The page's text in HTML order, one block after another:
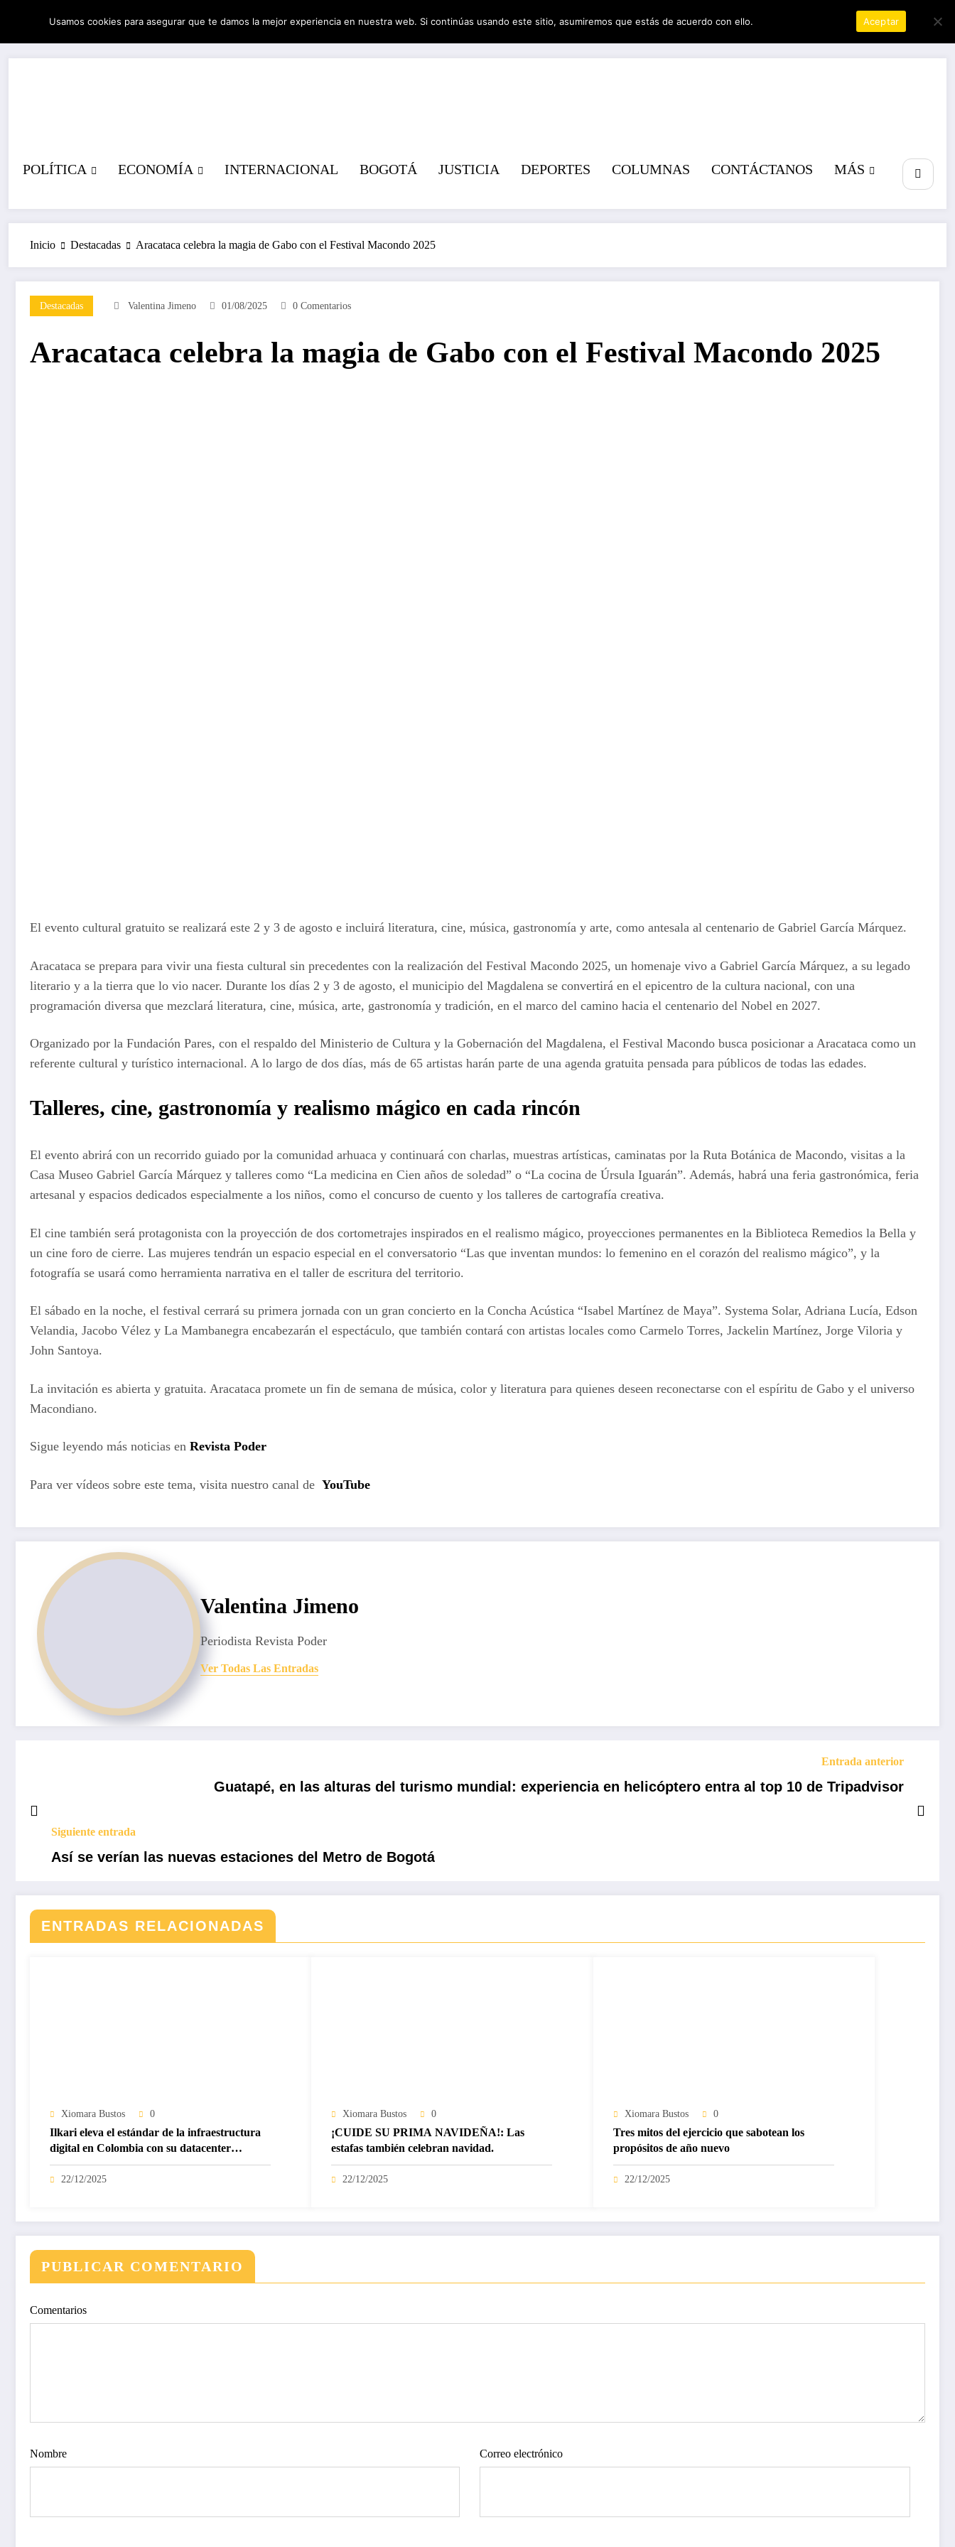
contenido
06/08/2026 4:19:59 PM
POLÍTICA ECONOMÍA INTERNACIONAL BOGOTÁ JUSTICIA DEPORTES COLUMNAS CONTÁCTANOS MÁS
Inicio Destacadas Aracataca celebra la magia de Gabo con el Festival Macondo 2025
Destacadas Valentina Jimeno 01/08/2025 0 Comentarios
Aracataca celebra la magia de Gabo con el Festival Macondo 2025
El evento cultural gratuito se realizará este 2 y 3 de agosto e incluirá literatura, cine, música, gastronomía y arte, como antesala al centenario de Gabriel García Márquez.
Aracataca se prepara para vivir una fiesta cultural sin precedentes con la realización del Festival Macondo 2025, un homenaje vivo a Gabriel García Márquez, a su legado
literario y a la tierra que lo vio nacer. Durante los días 2 y 3 de agosto, el municipio del Magdalena se convertirá en el epicentro de la cultura nacional, con una
programación diversa que mezclará literatura, cine, música, arte, gastronomía y tradición, en el marco del camino hacia el centenario del Nobel en 2027.
Organizado por la Fundación Pares, con el respaldo del Ministerio de Cultura y la Gobernación del Magdalena, el Festival Macondo busca posicionar a Aracataca como un
referente cultural y turístico internacional. A lo largo de dos días, más de 65 artistas harán parte de una agenda gratuita pensada para públicos de todas las edades.
Talleres, cine, gastronomía y realismo mágico en cada rincón
El evento abrirá con un recorrido guiado por la comunidad arhuaca y continuará con charlas, muestras artísticas, caminatas por la Ruta Botánica de Macondo, visitas a la
Casa Museo Gabriel García Márquez y talleres como “La medicina en Cien años de soledad” o “La cocina de Úrsula Iguarán”. Además, habrá una feria gastronómica, feria
artesanal y espacios dedicados especialmente a los niños, como el concurso de cuento y los talleres de cartografía creativa.
El cine también será protagonista con la proyección de dos cortometrajes inspirados en el realismo mágico, proyecciones permanentes en la Biblioteca Remedios la Bella y
un cine foro de cierre. Las mujeres tendrán un espacio especial en el conversatorio “Las que inventan mundos: lo femenino en el corazón del realismo mágico”, y la
fotografía se usará como herramienta narrativa en el taller de escritura del territorio.
El sábado en la noche, el festival cerrará su primera jornada con un gran concierto en la Concha Acústica “Isabel Martínez de Maya”. Systema Solar, Adriana Lucía, Edson
Velandia, Jacobo Vélez y La Mambanegra encabezarán el espectáculo, que también contará con artistas locales como Carmelo Torres, Jackelin Martínez, Jorge Viloria y
John Santoya.
La invitación es abierta y gratuita. Aracataca promete un fin de semana de música, color y literatura para quienes deseen reconectarse con el espíritu de Gabo y el universo
Macondiano.
Sigue leyendo más noticias en Revista Poder
Para ver vídeos sobre este tema, visita nuestro canal de YouTube
Valentina Jimeno
Periodista Revista Poder
Ver Todas Las Entradas
Entrada anterior
Guatapé, en las alturas del turismo mundial: experiencia en helicóptero entra al top 10 de Tripadvisor
Siguiente entrada
Así se verían las nuevas estaciones del Metro de Bogotá
ENTRADAS RELACIONADAS
Xiomara Bustos 0
Ilkari eleva el estándar de la infraestructura
digital en Colombia con su datacenter
certificado Nivel IV de ICREA
22/12/2025
Xiomara Bustos 0
¡CUIDE SU PRIMA NAVIDEÑA!: Las
estafas también celebran navidad.
22/12/2025
Xiomara Bustos 0
Tres mitos del ejercicio que sabotean los
propósitos de año nuevo
22/12/2025
PUBLICAR COMENTARIO
Comentarios
Nombre Correo electrónico
Usamos cookies para asegurar que te damos la mejor experiencia en nuestra web. Si continúas usando este sitio, asumiremos que estás de acuerdo con ello. Aceptar